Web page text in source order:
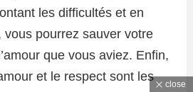
les difficultés et en
vous pourrez sauver votre
que vous aviez. Enfin,
et le respect sont les
close